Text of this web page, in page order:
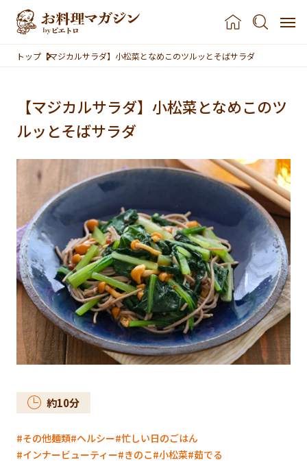
本文へスキップ
トップ 【マジカルサラダ】小松菜となめこのツルッとそばサラダ
【マジカルサラダ】小松菜となめこのツ
ルッとそばサラダ
約10分
その他麺類 ヘルシー 忙しい日のごはん
インナービューティー きのこ 小松菜 茹でる